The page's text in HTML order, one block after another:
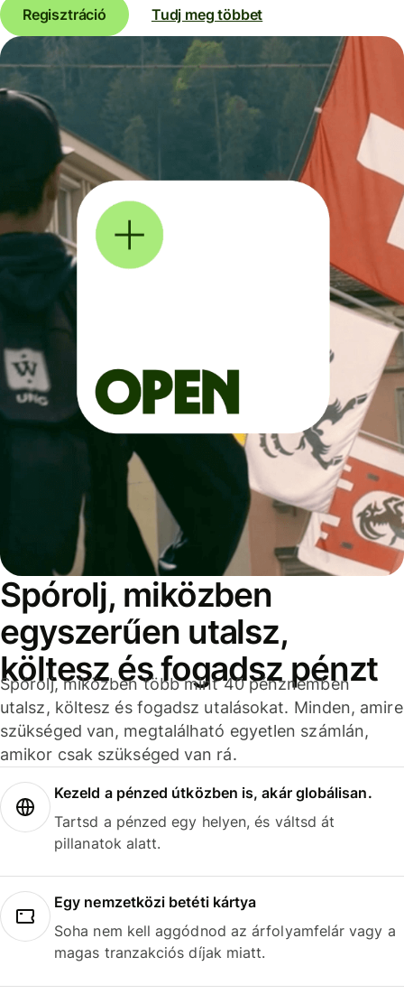
Regisztráció Tudj meg többet
Spórolj, miközben
egyszerűen utalsz,
költesz és fogadsz pénzt
Spórolj, miközben több mint 40 pénznemben
utalsz, költesz és fogadsz utalásokat. Minden, amire
szükséged van, megtalálható egyetlen számlán,
amikor csak szükséged van rá.
Kezeld a pénzed útközben is, akár globálisan.
Tartsd a pénzed egy helyen, és váltsd át
pillanatok alatt.
Egy nemzetközi betéti kártya
Soha nem kell aggódnod az árfolyamfelár vagy a
magas tranzakciós díjak miatt.